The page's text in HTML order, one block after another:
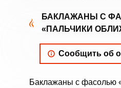
БАКЛАЖАНЫ С
«ПАЛЬЧИКИ
Сообщить об
Баклажаны с фасолью